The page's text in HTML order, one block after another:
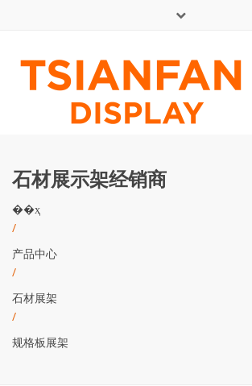
周一 - 周六: 7:00 - 17:00
0086-13365904989
石材展示架经销商
��ҳ
/
产品中心
/
石材展架
/
规格板展架